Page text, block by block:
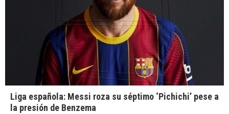
Liga española: Messi roza su séptimo ‘Pichichi’ pese a
la presión de Benzema